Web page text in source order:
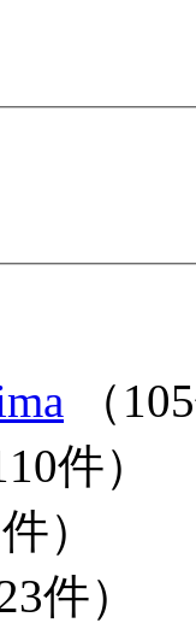
（
件）
）
件）